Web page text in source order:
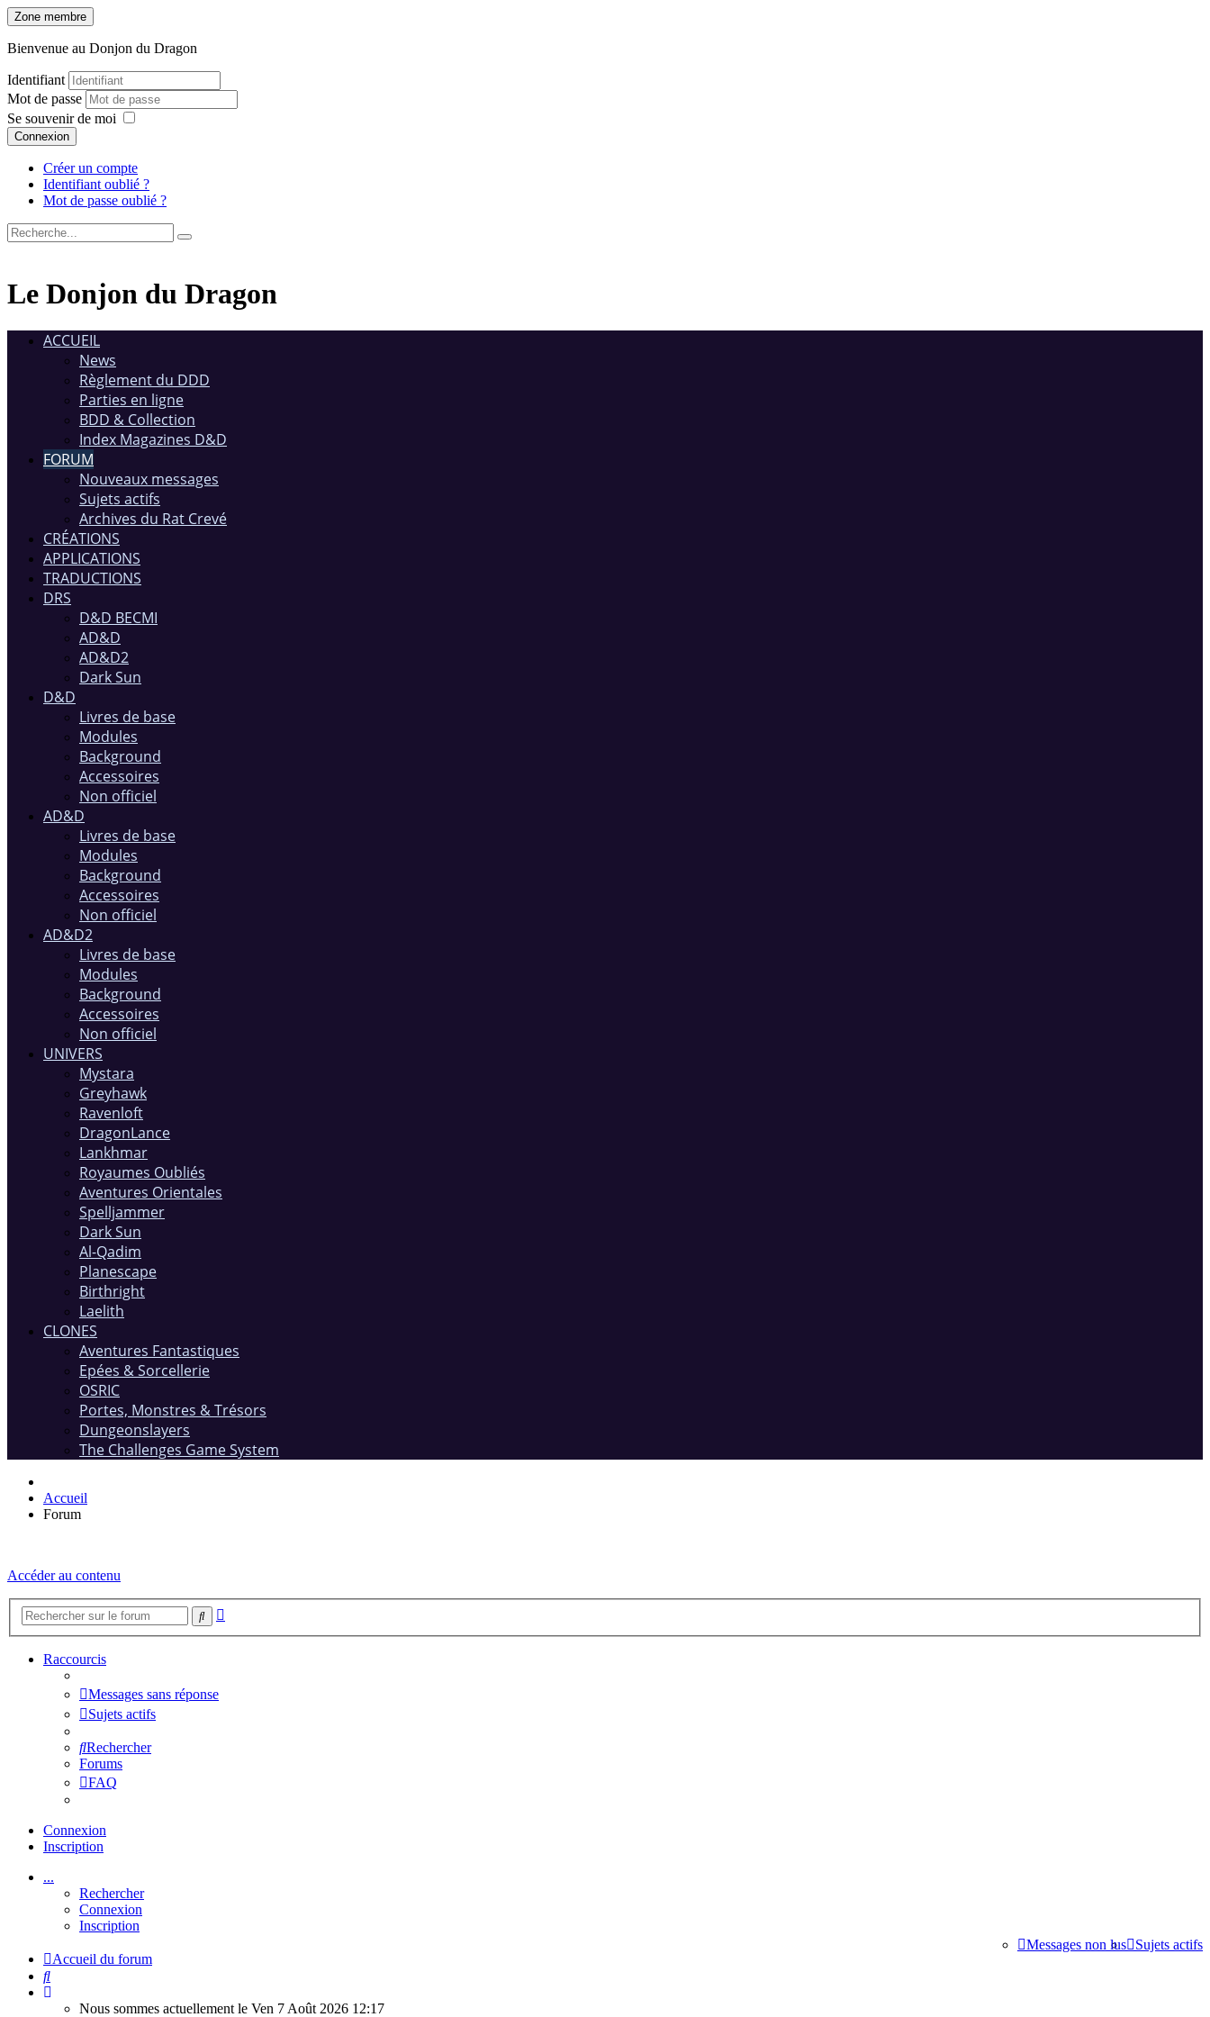
Zone membre
Bienvenue au Donjon du Dragon
Identifiant
Mot de passe
Se souvenir de moi
Connexion
Créer un compte
Identifiant oublié ?
Mot de passe oublié ?
Le Donjon du Dragon
ACCUEIL
News
Règlement du DDD
Parties en ligne
BDD & Collection
Index Magazines D&D
FORUM
Nouveaux messages
Sujets actifs
Archives du Rat Crevé
CRÉATIONS
APPLICATIONS
TRADUCTIONS
DRS
D&D BECMI
AD&D
AD&D2
Dark Sun
D&D
Livres de base
Modules
Background
Accessoires
Non officiel
AD&D
Livres de base
Modules
Background
Accessoires
Non officiel
AD&D2
Livres de base
Modules
Background
Accessoires
Non officiel
UNIVERS
Mystara
Greyhawk
Ravenloft
DragonLance
Lankhmar
Royaumes Oubliés
Aventures Orientales
Spelljammer
Dark Sun
Al-Qadim
Planescape
Birthright
Laelith
CLONES
Aventures Fantastiques
Epées & Sorcellerie
OSRIC
Portes, Monstres & Trésors
Dungeonslayers
The Challenges Game System
Accueil
Forum
Accéder au contenu
Rechercher
Raccourcis
Messages sans réponse
Sujets actifs
Rechercher
Forums
FAQ
Connexion
Inscription
...
Rechercher
Connexion
Inscription
Sujets actifs
Messages non lus
Accueil du forum
Rechercher
Nous sommes actuellement le Ven 7 Août 2026 12:17